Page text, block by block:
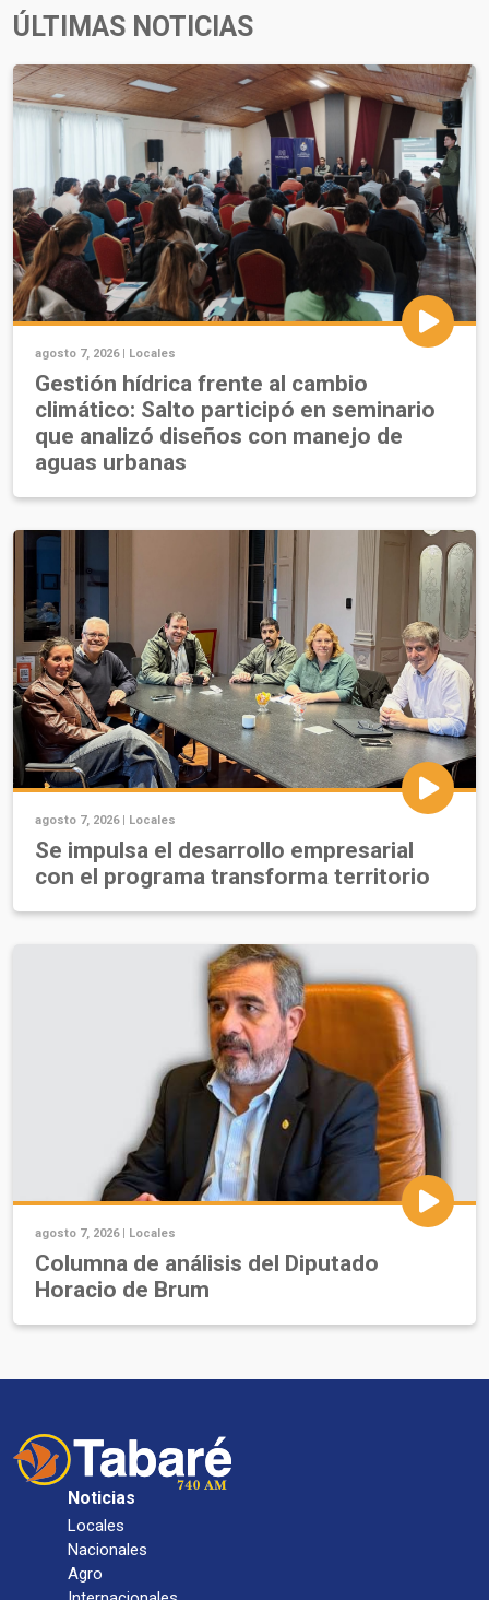
ÚLTIMAS NOTICIAS
agosto 7, 2026 | Locales
Gestión hídrica frente al cambio
climático: Salto participó en seminario
que analizó diseños con manejo de
aguas urbanas
agosto 7, 2026 | Locales
Se impulsa el desarrollo empresarial
con el programa transforma territorio
agosto 7, 2026 | Locales
Columna de análisis del Diputado
Horacio de Brum
Noticias
Locales
Nacionales
Agro